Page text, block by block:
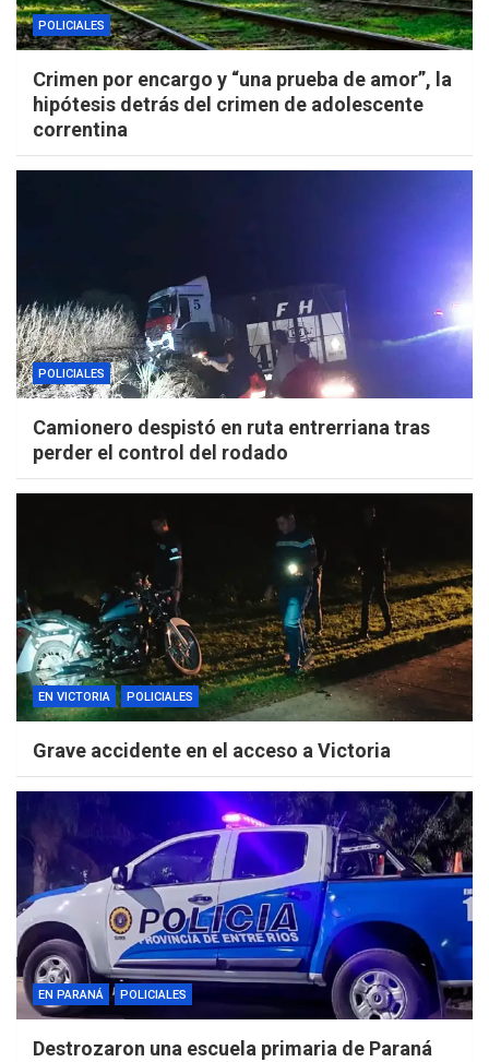
POLICIALES
Crimen por encargo y “una prueba de amor”, la
hipótesis detrás del crimen de adolescente
correntina
POLICIALES
Camionero despistó en ruta entrerriana tras
perder el control del rodado
EN VICTORIA POLICIALES
Grave accidente en el acceso a Victoria
EN PARANÁ POLICIALES
Destrozaron una escuela primaria de Paraná